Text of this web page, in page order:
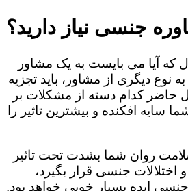
جنسی نیاز دارید؟
که آیا می بایست به یک مشاور
نوع دیگری از مشاور، باید تجزیه
حاضر کدام دسته از مشکلات بر
سایه افکنده و بیشترین تاثیر را
روان شما بشدت تحت تاثیر
اختلالات جنسی قرار بگیرد،
ایده بسیار خوبی خواهد بود.